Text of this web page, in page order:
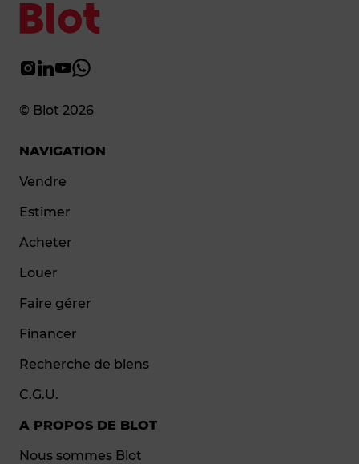
© Blot 2026
NAVIGATION
Vendre
Estimer
Acheter
Louer
Faire gérer
Financer
Recherche de biens
C.G.U.
A PROPOS DE BLOT
Nous sommes Blot